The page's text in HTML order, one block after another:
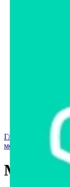
Интернет-
Интернет-
Реестр
Реестр
Главная страница
мобильности
›